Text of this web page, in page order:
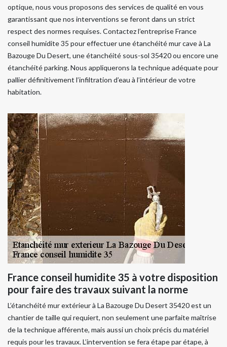
optique, nous vous proposons des services de qualité en vous
garantissant que nos interventions se feront dans un strict
respect des normes requises. Contactez l’entreprise France
conseil humidite 35 pour effectuer une étanchéité mur cave à La
Bazouge Du Desert, une étanchéité sous-sol 35420 ou encore une
étanchéité parking. Nous appliquerons la technique adéquate pour
pallier définitivement l’infiltration d’eau à l’intérieur de votre
habitation.
France conseil humidite 35 à votre disposition
pour faire des travaux suivant la norme
L’étanchéité mur extérieur à La Bazouge Du Desert 35420 est un
chantier de taille qui requiert, non seulement une parfaite maîtrise
de la technique afférente, mais aussi un choix précis du matériel
requis pour les travaux. L’intervention se fera étape par étape, à